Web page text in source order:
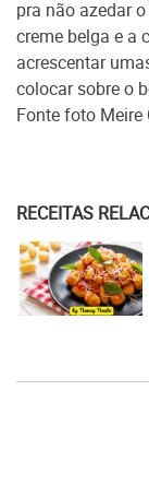
pra não azedar
creme belga e a
acrescentar
colocar sobre o
Fonte foto Meire
RECEITAS